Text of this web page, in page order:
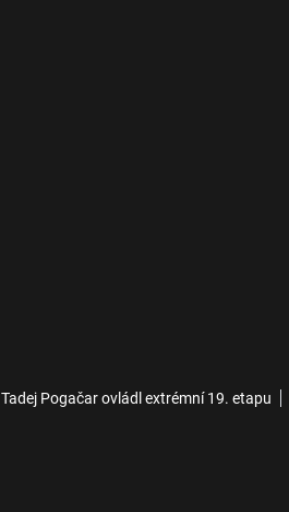
Tadej Pogačar ovládl extrémní 19. etapu